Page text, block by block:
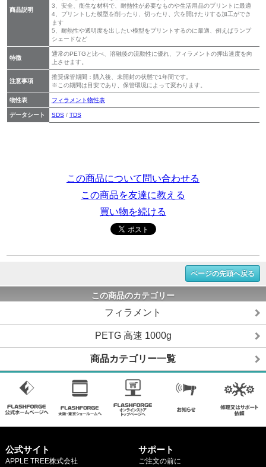
商品説明
3、安全、衛生な材料で、耐熱性が必要なものや生活用品のプリントに最適
4、プリントした模型を削ったり、切ったり、穴を開けたりする加工ができ
ます
5、耐熱性や透明度を出したい模型をプリントするのに最適、例えばランプ
シェードなど
特徴
通常のPETGと比べ、溶融後の流動性に優れ、フィラメントの押出速度を向
上させます。
注意事項
推奨保管期間：購入後、未開封の状態で1年間です。
※この期間は目安であり、保管環境によって変わります。
物性表 フィラメント物性表
データシート SDS/ TDS
この商品について問い合わせる
この商品を友達に教える
買い物を続ける
ページの先頭へ戻る
この商品のカテゴリー
フィラメント
PETG 高速 1000g
商品カテゴリー一覧
公式サイト
APPLE TREE株式会社
サポート
ご注文の前に